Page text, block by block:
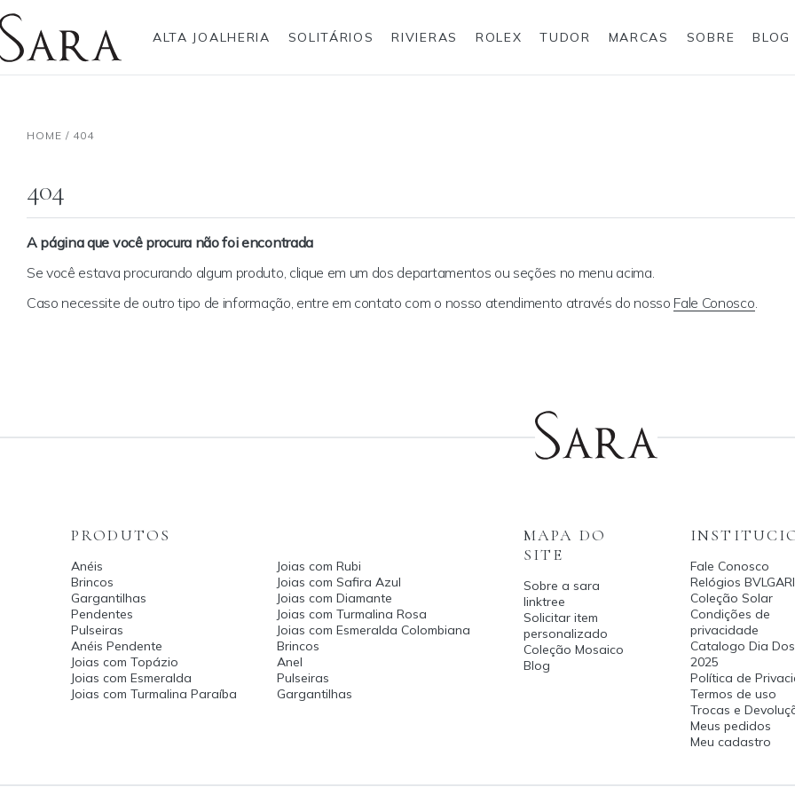
ALTA JOALHERIA SOLITÁRIOS RIVIERAS MARCAS
Panerai
Tudor
TAG Heuer
SOBRE
ROLEX TUDOR BLOG
HOME / 404
404
A página que você procura não foi encontrada
Se você estava procurando algum produto, clique em um dos departamentos ou seções no menu acima.
Caso necessite de outro tipo de informação, entre em contato com o nosso atendimento através do nosso Fale Conosco.
Fale Conosco
Relógios BVLGARI
Coleção Solar
Condições de
privacidade
Catalogo Dia
2025
Política de
Termos de uso
Trocas e
Meus pedidos
Meu cadastro
MAPA DO
SITE
Sobre a sara
linktree
Solicitar item
personalizado
Blog
Coleção Mosaico
PRODUTOS
Anéis
Brincos
Gargantilhas
Pendentes
Pulseiras
Anéis Pendente
Joias com Topázio
Joias com Esmeralda
Joias com Turmalina Paraíba
Joias com Rubi
Joias com Safira Azul
Joias com Diamante
Joias com Turmalina Rosa
Joias com Esmeralda Colombiana
Brincos
Anel
Pulseiras
Gargantilhas